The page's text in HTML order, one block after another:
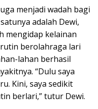
menjadi wadah bagi
adalah Dewi,
mengidap kelainan
berolahraga lari
lahan berhasil
“Dulu saya
Kini, saya sedikit
berlari,” tutur Dewi.